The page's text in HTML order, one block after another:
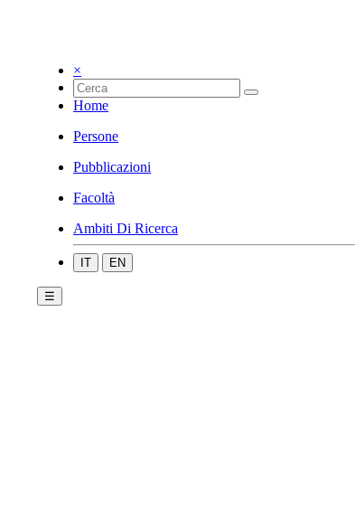
×
Home
Persone
Pubblicazioni
Facoltà
Ambiti Di Ricerca
IT EN
☰